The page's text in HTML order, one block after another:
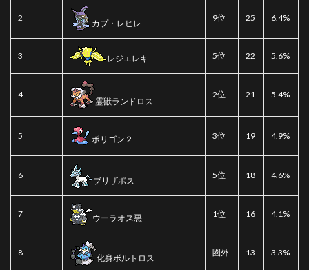
2
カプ・レヒレ
9位 25 6.4%
3 レジエレキ 5位 22 5.6%
4
霊獣ランドロス
2位 21 5.4%
5 ポリゴン２ 3位 19 4.9%
6
ブリザポス
5位 18 4.6%
7 ウーラオス悪 1位 16 4.1%
8
化身ボルトロス
圏外 13 3.3%